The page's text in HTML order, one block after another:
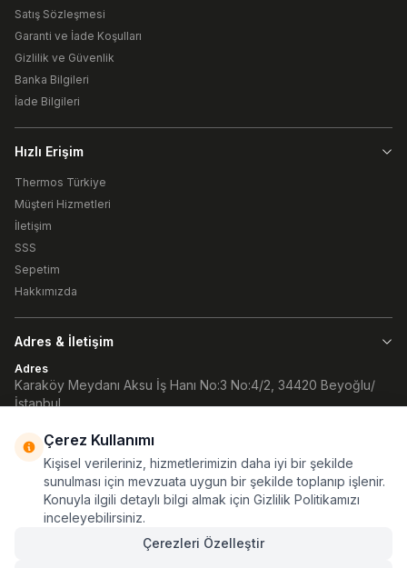
Satış Sözleşmesi
Garanti ve İade Koşulları
Gizlilik ve Güvenlik
Banka Bilgileri
İade Bilgileri
Hızlı Erişim
Thermos Türkiye
Müşteri Hizmetleri
İletişim
SSS
Sepetim
Hakkımızda
Adres & İletişim
Adres
Karaköy Meydanı Aksu İş Hanı No:3 No:4/2, 34420 Beyoğlu/
İstanbul
90 (212) 252 32 82
E-Posta
info@atlaskamp.com
Çerez Kullanımı
Kişisel verileriniz, hizmetlerimizin daha iyi bir şekilde
sunulması için mevzuata uygun bir şekilde toplanıp işlenir.
Konuyla ilgili detaylı bilgi almak için Gizlilik Politikamızı
inceleyebilirsiniz.
Çerezleri Özelleştir